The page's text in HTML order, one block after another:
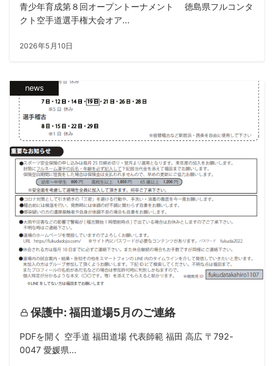
青少年育成第８回オープントーナメント 徳島県フルコンタ
クト空手道選手権大会オア...
2026年5月10日
news
保護中: 福田道場5月のご連絡
PDFを開く 空手道 福田道場 代表師範 福田 高広 〒792-
0047 愛媛県...